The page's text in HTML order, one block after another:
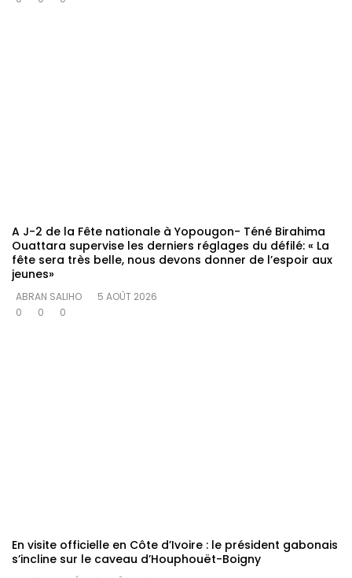
A J-2 de la Fête nationale à Yopougon- Téné Birahima
Ouattara supervise les derniers réglages du défilé: « La
fête sera très belle, nous devons donner de l’espoir aux
jeunes»
ABRAN SALIHO
5 AOÛT 2026
0
0 0
En visite officielle en Côte d’Ivoire : le président gabonais
s’incline sur le caveau d’Houphouët-Boigny